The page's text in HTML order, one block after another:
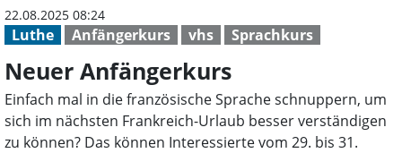
Luthe Anfängerkurs vhs Sprachkurs
22.08.2025 08:24
Neuer Anfängerkurs
Einfach mal in die französische Sprache schnuppern, um
sich im nächsten Frankreich-Urlaub besser verständigen
zu können? Das können Interessierte vom 29. bis 31.